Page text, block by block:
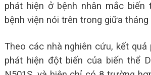
phát hiện ở bệnh nhân mắc biến
bệnh viện nói trên trong giữa tháng
Theo các nhà nghiên cứu, kết quả
phát hiện đột biến của biến thể